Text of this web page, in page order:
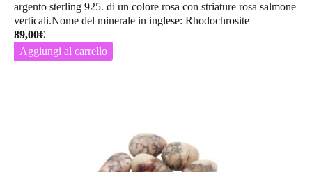
argento sterling 925. di un colore rosa con striature rosa salmone
verticali.Nome del minerale in inglese: Rhodochrosite
89,00€
Aggiungi al carrello